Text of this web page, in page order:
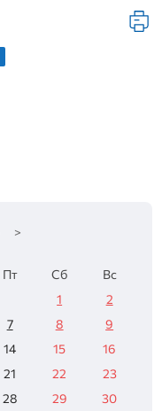
>
Пт Сб
Вс
1
2
7 8
9
14 15
16
21 22
23
28 29
30